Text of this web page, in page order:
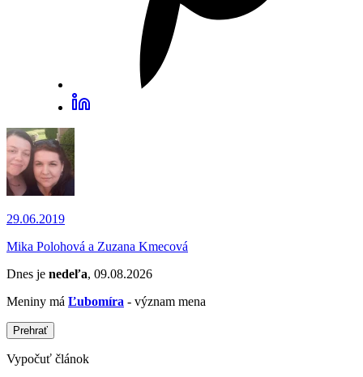
29.06.2019
Mika Polohová a Zuzana Kmecová
Dnes je nedeľa, 09.08.2026
Meniny má Ľubomíra - význam mena
Prehrať
Vypočuť článok